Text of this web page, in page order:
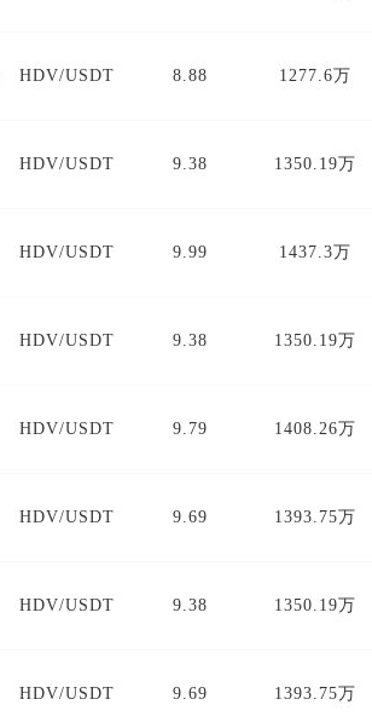
HDV/USDT 8.88 1277.6万
HDV/USDT 9.38 1350.19万
HDV/USDT 9.99 1437.3万
HDV/USDT 9.38 1350.19万
HDV/USDT 9.79 1408.26万
HDV/USDT 9.69 1393.75万
HDV/USDT 9.38 1350.19万
HDV/USDT 9.69 1393.75万